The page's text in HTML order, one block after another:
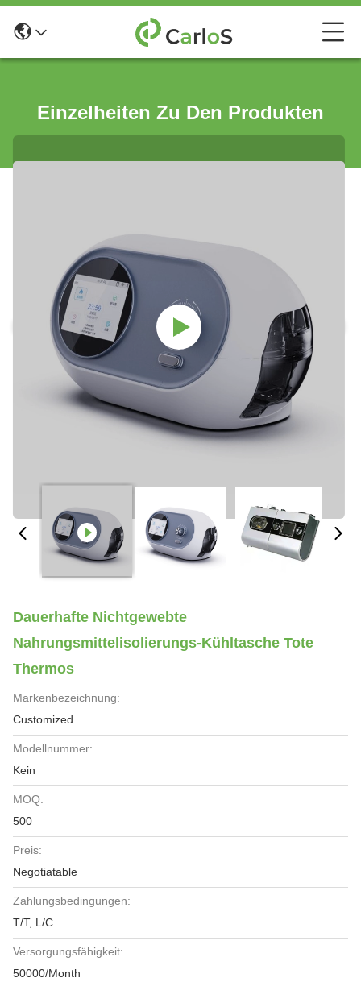
Einzelheiten Zu Den Produkten
Dauerhafte Nichtgewebte
Nahrungsmittelisolierungs-Kühltasche Tote
Thermos
Markenbezeichnung:
Customized
Modellnummer:
Kein
MOQ:
500
Preis:
Negotiatable
Zahlungsbedingungen:
T/T, L/C
Versorgungsfähigkeit:
50000/Month